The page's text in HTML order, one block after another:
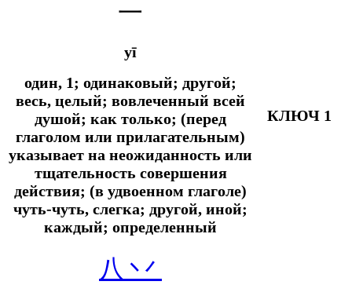
一
yī
один, 1; одинаковый; другой;
весь, целый; вовлеченный всей
душой; как только; (перед
глаголом или прилагательным)
указывает на неожиданность или
тщательность совершения
действия; (в удвоенном глаголе)
чуть-чуть, слегка; другой, иной;
каждый; определенный
КЛЮЧ 1
八 丷